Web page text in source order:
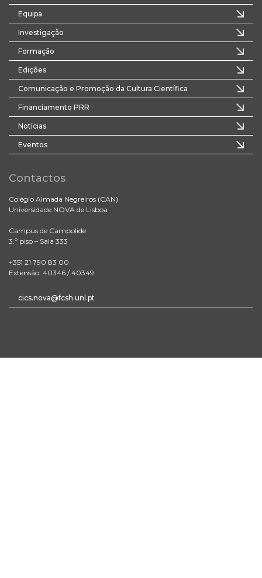
Equipa
Investigação
Formação
Edições
Comunicação e Promoção da Cultura Científica
Financiamento PRR
Notícias
Eventos
Contactos
Colégio Almada Negreiros (CAN)
Universidade NOVA de Lisboa
Campus de Campolide
3.º piso – Sala 333
+351 21 790 83 00
Extensão: 40346 / 40349
cics.nova@fcsh.unl.pt